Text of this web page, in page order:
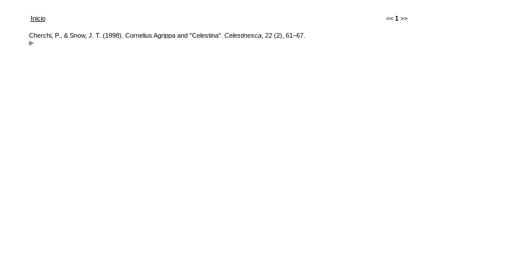
Inicio << 1 >>
Cherchi, P., & Snow, J. T. (1998). Cornelius Agrippa and "Celestina". Celestinesca, 22 (2), 61–67.